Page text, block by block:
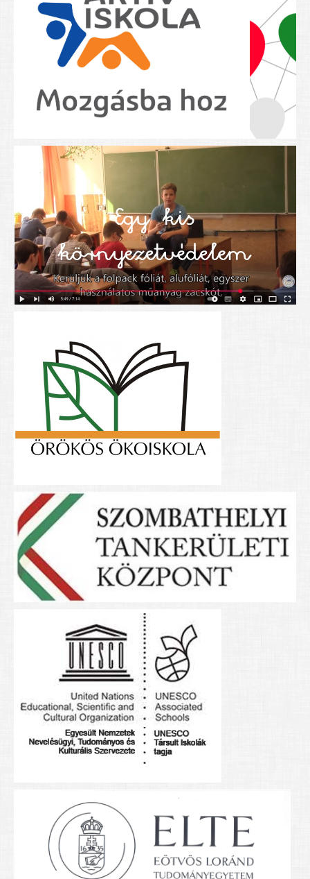
Felsős taneszközlista
BEISKOLÁZÁS 2026